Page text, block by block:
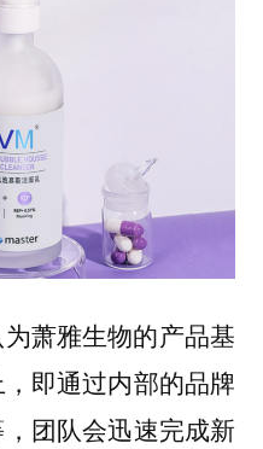
萧雅生物的产品基
即通过内部的品牌
团队会迅速完成新